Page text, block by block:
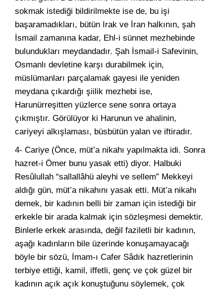
sokmak istediği bildirilmekte ise de, bu işi
başaramadıkları, bütün Irak ve İran halkının, şah
İsmail zamanına kadar, Ehl-i sünnet mezhebinde
bulundukları meydandadır. Şah İsmail-i Safevinin,
Osmanlı devletine karşı durabilmek için,
müslümanları parçalamak gayesi ile yeniden
meydana çıkardığı şiilik mezhebi ise,
Harunürreşitten yüzlerce sene sonra ortaya
çıkmıştır. Görülüyor ki Harunun ve ahalinin,
cariyeyi alkışlaması, büsbütün yalan ve iftiradır.
4- Cariye (Önce, müt’a nikahı yapılmakta idi. Sonra
hazret-i Ömer bunu yasak etti) diyor. Halbuki
Resûlullah “sallallâhü aleyhi ve sellem” Mekkeyi
aldığı gün, müt’a nikahını yasak etti. Müt’a nikahı
demek, bir kadının belli bir zaman için istediği bir
erkekle bir arada kalmak için sözleşmesi demektir.
Binlerle erkek arasında, değil faziletli bir kadının,
aşağı kadınların bile üzerinde konuşamayacağı
böyle bir sözü, İmam-ı Cafer Sâdık hazretlerinin
terbiye ettiği, kamil, iffetli, genç ve çok güzel bir
kadının açık açık konuştuğunu söylemek, çok